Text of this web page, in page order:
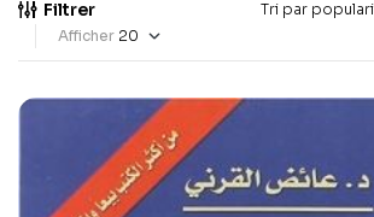
Filtrer
Afficher